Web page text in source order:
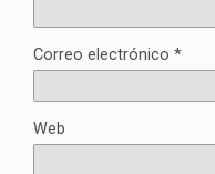
Correo electrónico *
Web